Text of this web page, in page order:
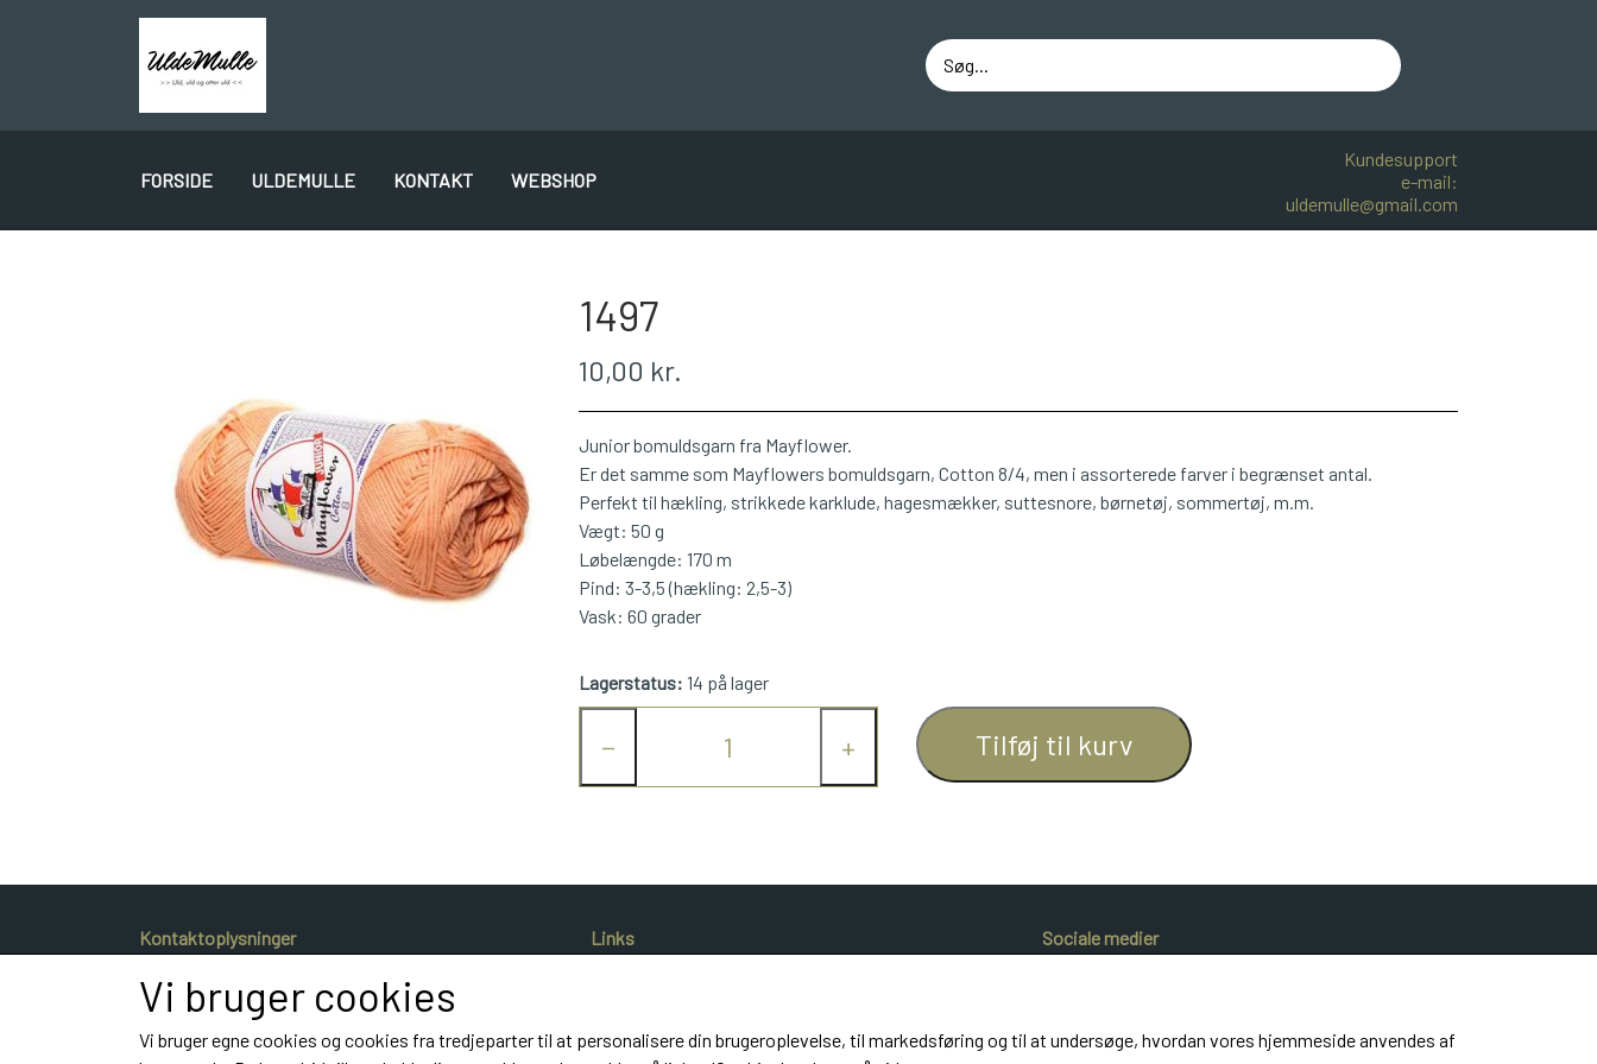
FORSIDE ULDEMULLE KONTAKT WEBSHOP
ÁLAFOSS LOPI
Kundesupport
e-mail:
uldemulle@gmail.com
1497
10,00 kr.
Junior bomuldsgarn fra Mayflower.
Er det samme som Mayflowers bomuldsgarn, Cotton 8/4, men i assorterede farver i begrænset antal.
Perfekt til hækling, strikkede karklude, hagesmækker, suttesnore, børnetøj, sommertøj, m.m.
Vægt: 50 g
Løbelængde: 170 m
Pind: 3-3,5 (hækling: 2,5-3)
Vask: 60 grader
Lagerstatus: 14 på lager
− + Tilføj til kurv
Kontaktoplysninger
Dyrlæge Kristina Frahm Gammeljord
Hestvangvej 40
9900 Frederikshavn
Links
Kunde login
Sociale medier
Vi bruger cookies
Vi bruger egne cookies og cookies fra tredjeparter til at personalisere din brugeroplevelse, til markedsføring og til at undersøge, hvordan vores hjemmeside anvendes af